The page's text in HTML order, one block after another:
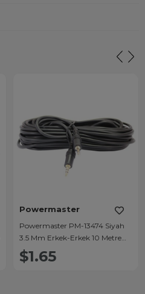
Powermaster
Powermaster PM-13474 Siyah
3.5 Mm Erkek-Erkek 10 Metre
Stereo Kablo
$1.65